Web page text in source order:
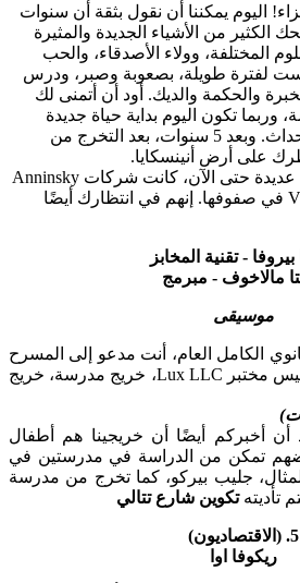
اليوم يمكننا أن نقول بثقة أن سنوات
الكثير من الأشياء الجديدة والمثيرة
المختلفة، وولاء الأصدقاء، والحب
لفترة طويلة، بصعوبة وصبر، ودرس
والحكمة والديك. أود أن أتمنى لك
وربما تكون اليوم بداية حياة جديدة
مثيرة للاهتمام ومليئة بالأحداث. وبعد 5 سنوات، بعد التخرج من
على أرض أنينسكايا.
أصدقائي الأعزاء! لسنوات عديدة حتى الآن، كانت شركات Anninsky
بيروفا - تقنية المخابز
مالاخوف - مبرمج
موسيقى
الكامل العام، أنت مدعو إلى المسرح
رئيس مختبر Lux LLC، خريج مدرسة، خريج
أن أخبركم أيضًا أن خريجينا هم أطفال
تمكن من الدراسة في مدرستين في
جليب بيركو، كما تخرج من مدرسة
تأديتهتكوين شارع تتالي
5. (الاقتصاديون)
ريكوفا اوا